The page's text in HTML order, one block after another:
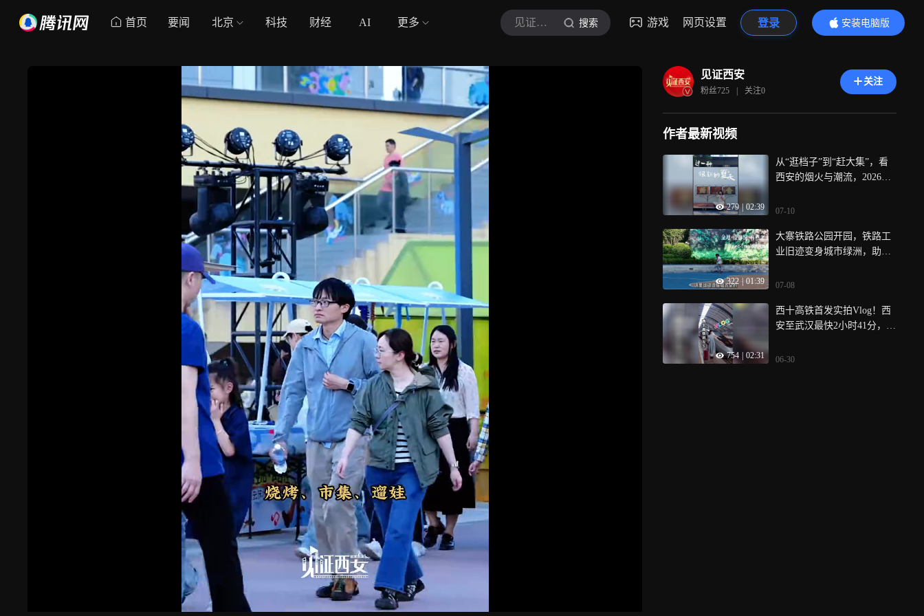
首页 要闻 北京 科技 财经 AI 更多 见证西安 搜索 游戏 网页设置 登录
安装电脑版
内容更精彩
见证西安
粉丝725 | 关注0
关注
作者最新视频
279 02:39
从“逛档子”到“赶大集”，看
西安的烟火与潮流，2026莲
自己的青春回响
07-10
322 01:39
大寨铁路公园开园，铁路工
业旧迹变身城市绿洲，助推
板块价值全面焕新，未来值
07-08
754 02:31
西十高铁首发实拍Vlog！西
安至武汉最快2小时41分，秦
06-30